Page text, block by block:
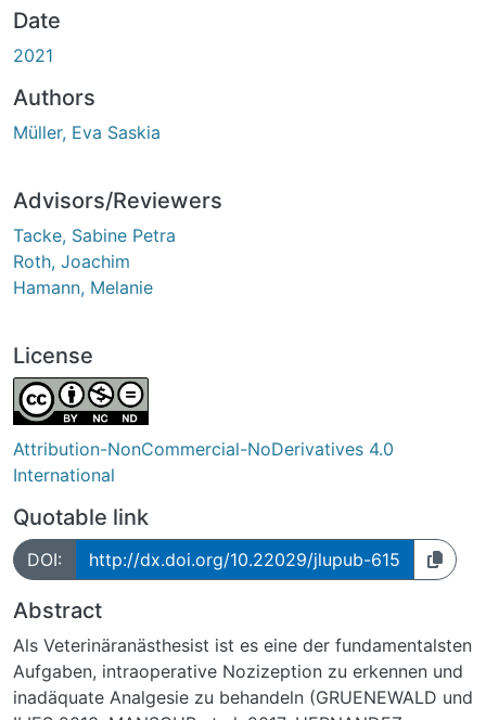
Date
2021
Authors
Müller, Eva Saskia
Advisors/Reviewers
Tacke, Sabine Petra
Roth, Joachim
Hamann, Melanie
License
Attribution-NonCommercial-NoDerivatives 4.0
International
Quotable link
DOI: http://dx.doi.org/10.22029/jlupub-615
Abstract
Als Veterinäranästhesist ist es eine der fundamentalsten
Aufgaben, intraoperative Nozizeption zu erkennen und
inadäquate Analgesie zu behandeln (GRUENEWALD und